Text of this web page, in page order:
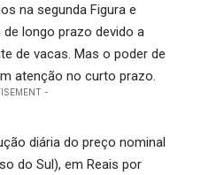
na segunda Figura e
longo prazo devido a
de vacas. Mas o poder de
atenção no curto prazo.
-
diária do preço nominal
do Sul), em Reais por